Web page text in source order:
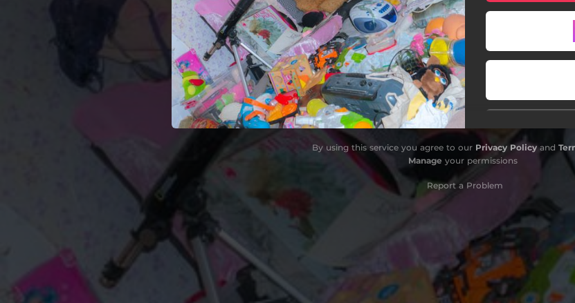
Sexo Fender (Cenicero)
02:33
GTA
02:40
wormz
02:09
Romantinski
02:50
Peñacastillo
02:04
La Seli
Love song
By using this service you agree to our Privacy Policyand
Manage your permissions
Report a Problem